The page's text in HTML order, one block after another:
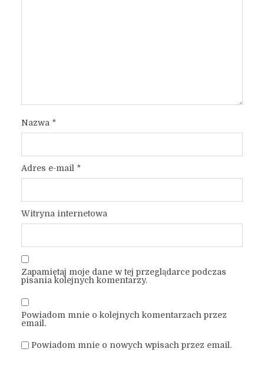
Nazwa *
Adres e-mail *
Witryna internetowa
Zapamiętaj moje dane w tej przeglądarce podczas
pisania kolejnych komentarzy.
Powiadom mnie o kolejnych komentarzach przez
email.
Powiadom mnie o nowych wpisach przez email.